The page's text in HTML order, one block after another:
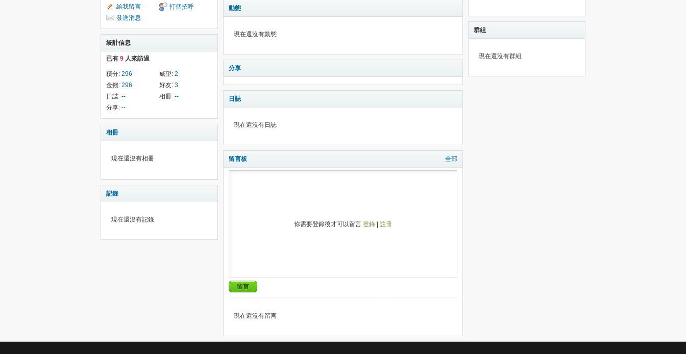
給我留言
打個招呼
發送消息
統計信息
已有 9 人來訪過
積分: 296 威望: 2
金錢: 296 好友: 3
日誌: -- 相冊: --
分享: --
相冊
現在還沒有相冊
記錄
現在還沒有記錄
動態
現在還沒有動態
分享
日誌
現在還沒有日誌
留言板 全部
你需要登錄後才可以留言 登錄 註冊
留言
現在還沒有留言
群組
現在還沒有群組